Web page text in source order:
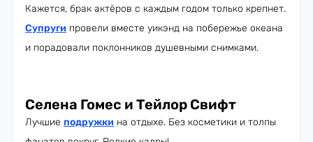
Кажется, брак актёров с каждым годом только крепнет.
Супруги провели вместе уикэнд на побережье океана
и порадовали поклонников душевными снимками.
Селена Гомес и Тейлор Свифт
Лучшие подружки на отдыхе. Без косметики и толпы